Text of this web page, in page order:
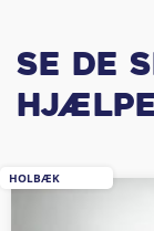
Se de
HOLBÆK